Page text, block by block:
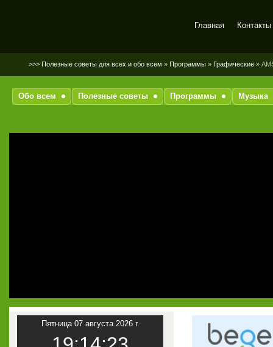
Главная Контакты
>>> Полезные советы для всех и обо всем » Программы » Графические »
Обо всем Полезные советы Программы Музыка
Пятница 07 августа 2026 г.